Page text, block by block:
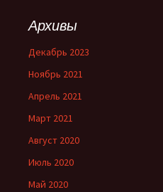
Архивы
Декабрь 2023
Ноябрь 2021
Апрель 2021
Март 2021
Август 2020
Июль 2020
Май 2020